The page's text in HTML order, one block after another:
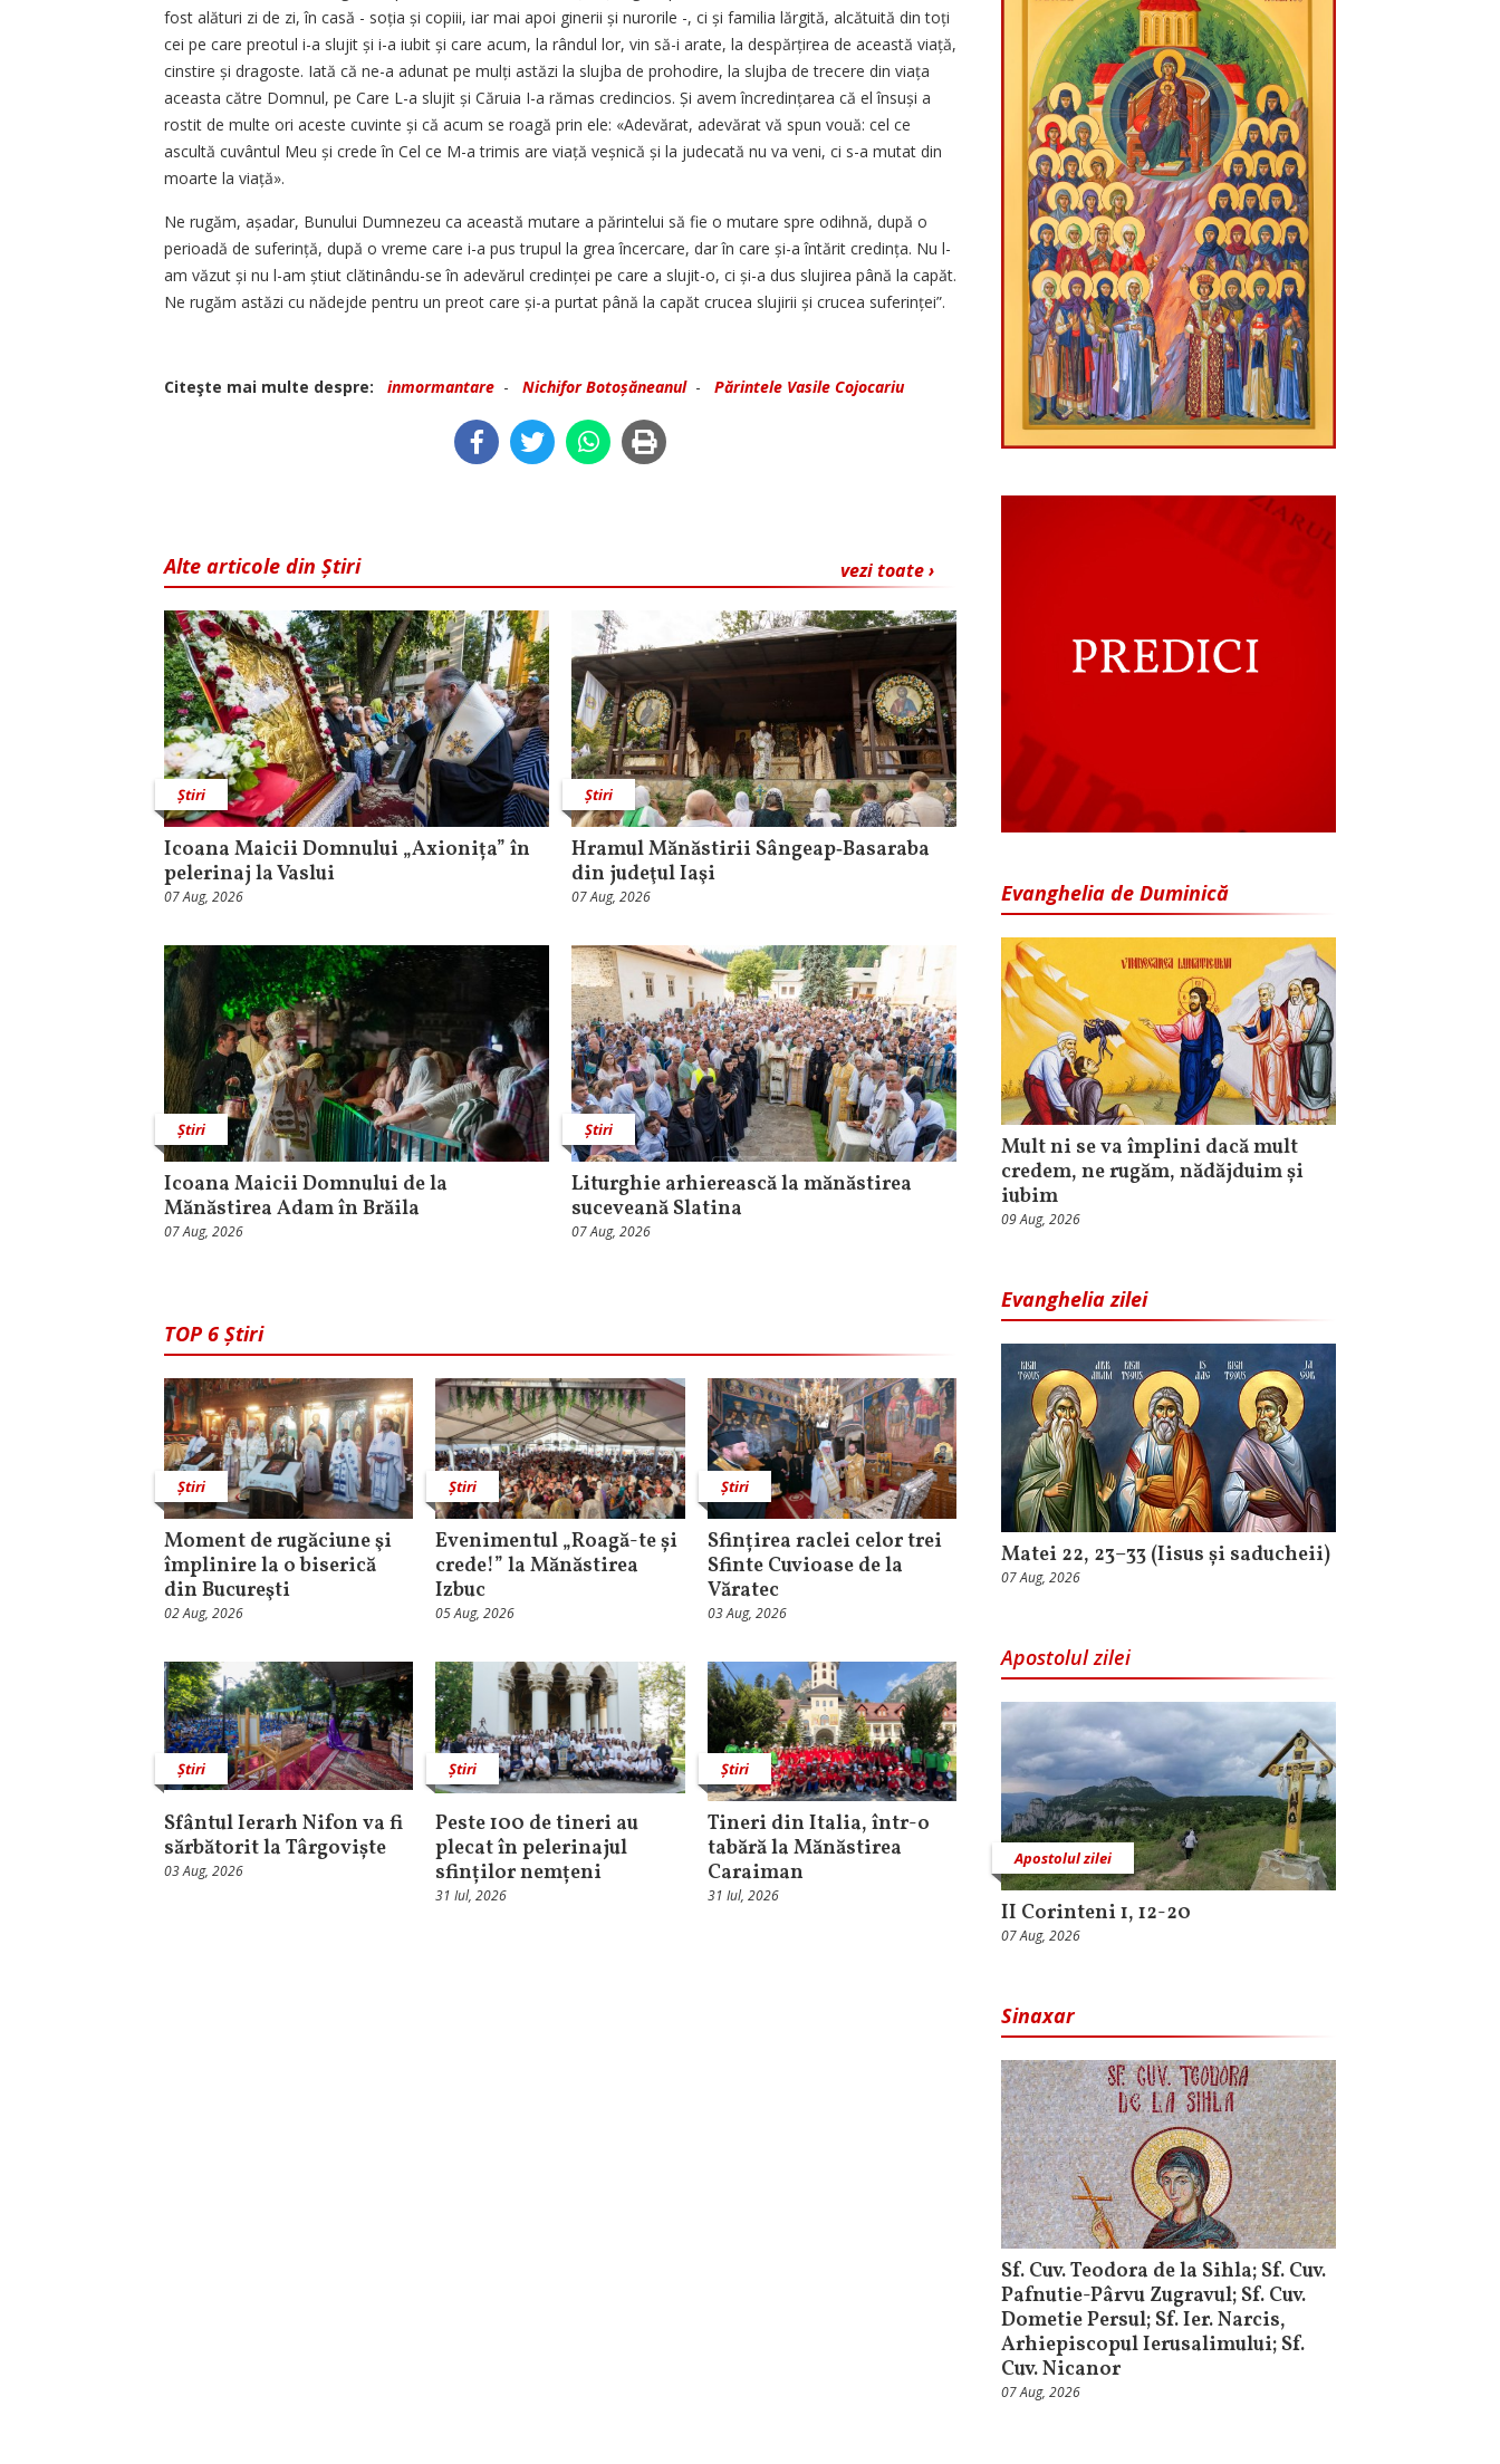
fost alături zi de zi, în casă - soția și copiii, iar mai apoi ginerii și nurorile -, ci și familia lărgită, alcătuită din toți
cei pe care preotul i-a slujit și i-a iubit și care acum, la rândul lor, vin să-i arate, la despărțirea de această viață,
cinstire și dragoste. Iată că ne-a adunat pe mulți astăzi la slujba de prohodire, la slujba de trecere din viața
aceasta către Domnul, pe Care L-a slujit și Căruia I-a rămas credincios. Și avem încredințarea că el însuși a
rostit de multe ori aceste cuvinte și că acum se roagă prin ele: «Adevărat, adevărat vă spun vouă: cel ce
ascultă cuvântul Meu și crede în Cel ce M-a trimis are viață veșnică și la judecată nu va veni, ci s-a mutat din
moarte la viață».
Ne rugăm, așadar, Bunului Dumnezeu ca această mutare a părintelui să fie o mutare spre odihnă, după o
perioadă de suferință, după o vreme care i-a pus trupul la grea încercare, dar în care și-a întărit credința. Nu l-
am văzut și nu l-am știut clătinându-se în adevărul credinței pe care a slujit-o, ci și-a dus slujirea până la capăt.
Ne rugăm astăzi cu nădejde pentru un preot care și-a purtat până la capăt crucea slujirii și crucea suferinței”.
Citeşte mai multe despre: inmormantare - Nichifor Botoșăneanul- Părintele Vasile Cojocariu
vezi toate ›
Alte articole din Știri
Știri
Icoana Maicii Domnului „Axionița” în
pelerinaj la Vaslui
07 Aug, 2026
Știri
Hramul Mănăstirii Sângeap‑Basaraba
din judeţul Iaşi
07 Aug, 2026
Știri
Icoana Maicii Domnului de la
Mănăstirea Adam în Brăila
07 Aug, 2026
Știri
Liturghie arhierească la mănăstirea
suceveană Slatina
07 Aug, 2026
TOP 6 Știri
Știri
Moment de rugăciune şi
împlinire la o biserică
din Bucureşti
02 Aug, 2026
Știri
Evenimentul „Roagă-te și
crede!” la Mănăstirea
Izbuc
05 Aug, 2026
Știri
Sfințirea raclei celor trei
Sfinte Cuvioase de la
Văratec
03 Aug, 2026
Știri
Sfântul Ierarh Nifon va fi
sărbătorit la Târgoviște
03 Aug, 2026
Știri
Peste 100 de tineri au
plecat în pelerinajul
sfinților nemțeni
31 Iul, 2026
Știri
Tineri din Italia, într-o
tabără la Mănăstirea
Caraiman
31 Iul, 2026
Evanghelia de Duminică
Mult ni se va împlini dacă mult
credem, ne rugăm, nădăjduim și
iubim
09 Aug, 2026
Evanghelia zilei
Matei 22, 23–33 (Iisus și saducheii)
07 Aug, 2026
Apostolul zilei
Apostolul zilei
II Corinteni 1, 12-20
07 Aug, 2026
Sinaxar
Sf. Cuv. Teodora de la Sihla; Sf. Cuv.
Pafnutie-Pârvu Zugravul; Sf. Cuv.
Dometie Persul; Sf. Ier. Narcis,
Arhiepiscopul Ierusalimului; Sf.
Cuv. Nicanor
07 Aug, 2026